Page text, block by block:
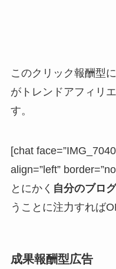
このクリック報酬型
がトレンドアフィリ
す。
[chat
align=”left”
とにかく 自分のブロ
うことに注力すれば
成果報酬型広告